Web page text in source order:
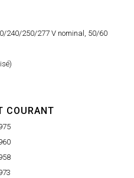
240/250/277 V nominal, 50/60
COURANT